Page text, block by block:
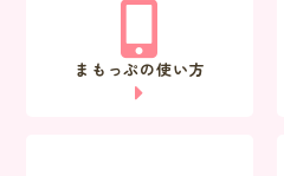
まもっぷの使い方